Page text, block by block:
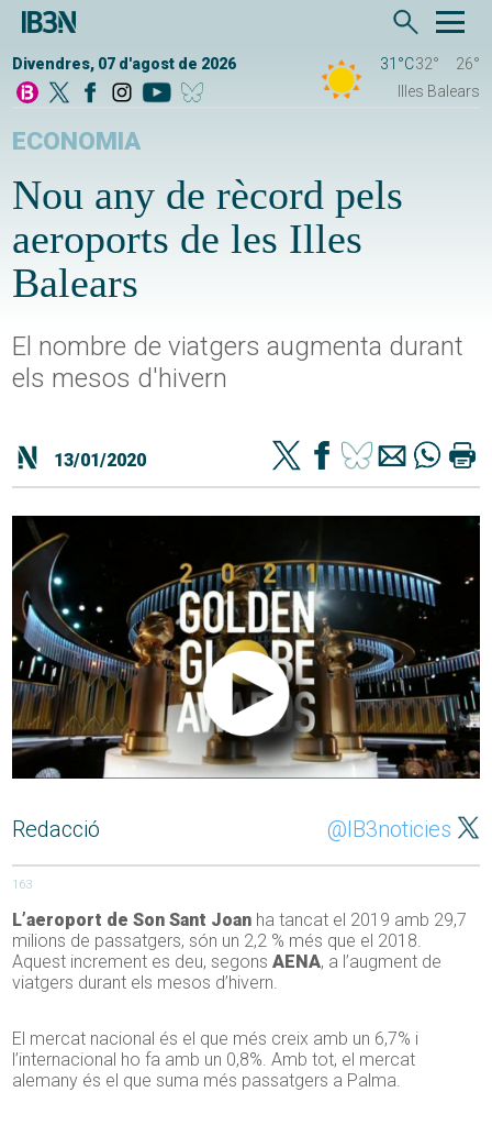
Divendres, 07 d'agost de 2026 31°C32°
26°
Illes Balears
ECONOMIA
Nou any de rècord pels
aeroports de les Illes
Balears
El nombre de viatgers augmenta durant
els mesos d'hivern
13/01/2020
Redacció @IB3noticies
163
L’aeroport de Son Sant Joan ha tancat el 2019 amb 29,7
milions de passatgers, són un 2,2 % més que el 2018.
Aquest increment es deu, segonsAENA, a l’augment de
viatgers durant els mesos d’hivern.
El mercat nacional és el que més creix amb un 6,7% i
l’internacional ho fa amb un 0,8%. Amb tot, el mercat
alemany és el que suma més passatgers a Palma.